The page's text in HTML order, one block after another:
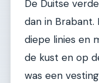
De Duitse
dan in
diepe linies en
de kust en op
was een